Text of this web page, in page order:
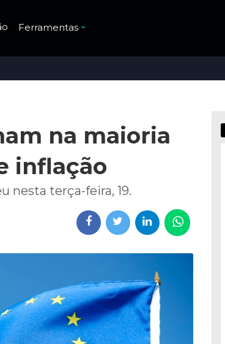
Ferramentas
na maioria
inflação
nesta terça-feira, 19.